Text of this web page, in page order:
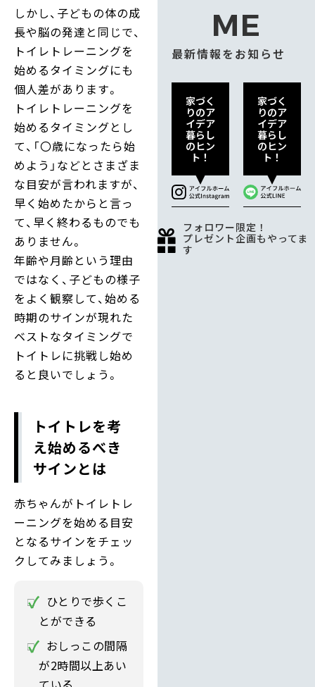
しかし、子どもの体の成
長や脳の発達と同じで、
トイレトレーニングを
始めるタイミングにも
個人差があります。
トイレトレーニングを
始めるタイミングとし
て、「〇歳になったら始
めよう」などとさまざま
な目安が言われますが、
早く始めたからと言っ
て、早く終わるものでも
ありません。
年齢や月齢という理由
ではなく、子どもの様子
をよく観察して、始める
時期のサインが現れた
ベストなタイミングで
トイトレに挑戦し始め
ると良いでしょう。
トイトレを考
え始めるべき
サインとは
赤ちゃんがトイレトレ
ーニングを始める目安
となるサインをチェッ
クしてみましょう。
ひとりで歩くこ
とができる
おしっこの間隔
が2時間以上あい
ME
最新情報をお知らせ
家づく
りのア
イデア
暮らし
のヒン
ト！
家づく
りのア
イデア
暮らし
のヒン
ト！
フォロワー限定！
プレゼント企画もやってま
す